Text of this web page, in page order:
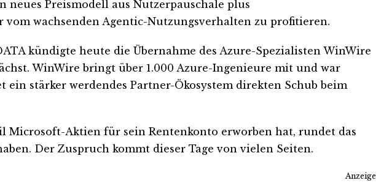
Preismodell aus Nutzerpauschale plus
wachsenden Agentic-Nutzungsverhalten zu profitieren.
kündigte heute die Übernahme des Azure-Spezialisten WinWire
WinWire bringt über 1.000 Azure-Ingenieure mit und war
stärker werdendes Partner-Ökosystem direkten Schub beim
Microsoft-Aktien für sein Rentenkonto erworben hat, rundet das
Der Zuspruch kommt dieser Tage von vielen Seiten.
Anzeige